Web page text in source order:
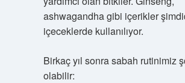
ashwagandha gibi içerikler
içeceklerde kullanılıyor.
Birkaç yıl sonra sabah rutinimiz
olabilir: